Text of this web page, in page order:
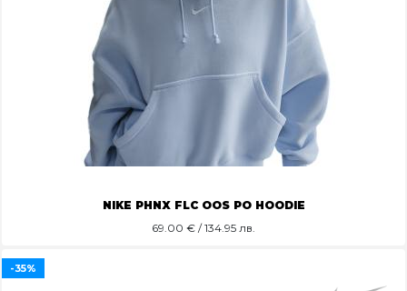
NIKE PHNX FLC OOS PO HOODIE
69.00 € / 134.95 лв.
-35%